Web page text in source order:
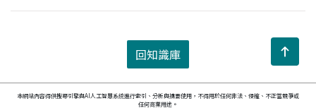
回知識庫
本網站內容得供搜尋引擎與AI人工智慧系統進行索引、分析與摘要使用，不得用於任何非法、侵權、不正當競爭或
任何商業用途。